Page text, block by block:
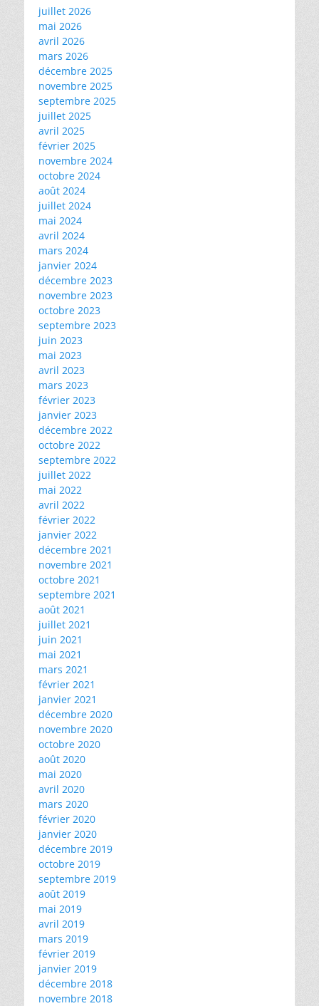
juillet 2026
mai 2026
avril 2026
mars 2026
décembre 2025
novembre 2025
septembre 2025
juillet 2025
avril 2025
février 2025
novembre 2024
octobre 2024
août 2024
juillet 2024
mai 2024
avril 2024
mars 2024
janvier 2024
décembre 2023
novembre 2023
octobre 2023
septembre 2023
juin 2023
mai 2023
avril 2023
mars 2023
février 2023
janvier 2023
décembre 2022
octobre 2022
septembre 2022
juillet 2022
mai 2022
avril 2022
février 2022
janvier 2022
décembre 2021
novembre 2021
octobre 2021
septembre 2021
août 2021
juillet 2021
juin 2021
mai 2021
mars 2021
février 2021
janvier 2021
décembre 2020
novembre 2020
octobre 2020
août 2020
mai 2020
avril 2020
mars 2020
février 2020
janvier 2020
décembre 2019
octobre 2019
septembre 2019
août 2019
mai 2019
avril 2019
mars 2019
février 2019
janvier 2019
décembre 2018
novembre 2018